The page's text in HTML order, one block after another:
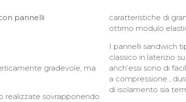
pannelli
gradevole, ma
realizzate sovrapponendo
caratteristiche di
ottimo modulo
I pannelli sandwich
classico in laterizio
anch’essi sono di
a compressione ,
di isolamento sia